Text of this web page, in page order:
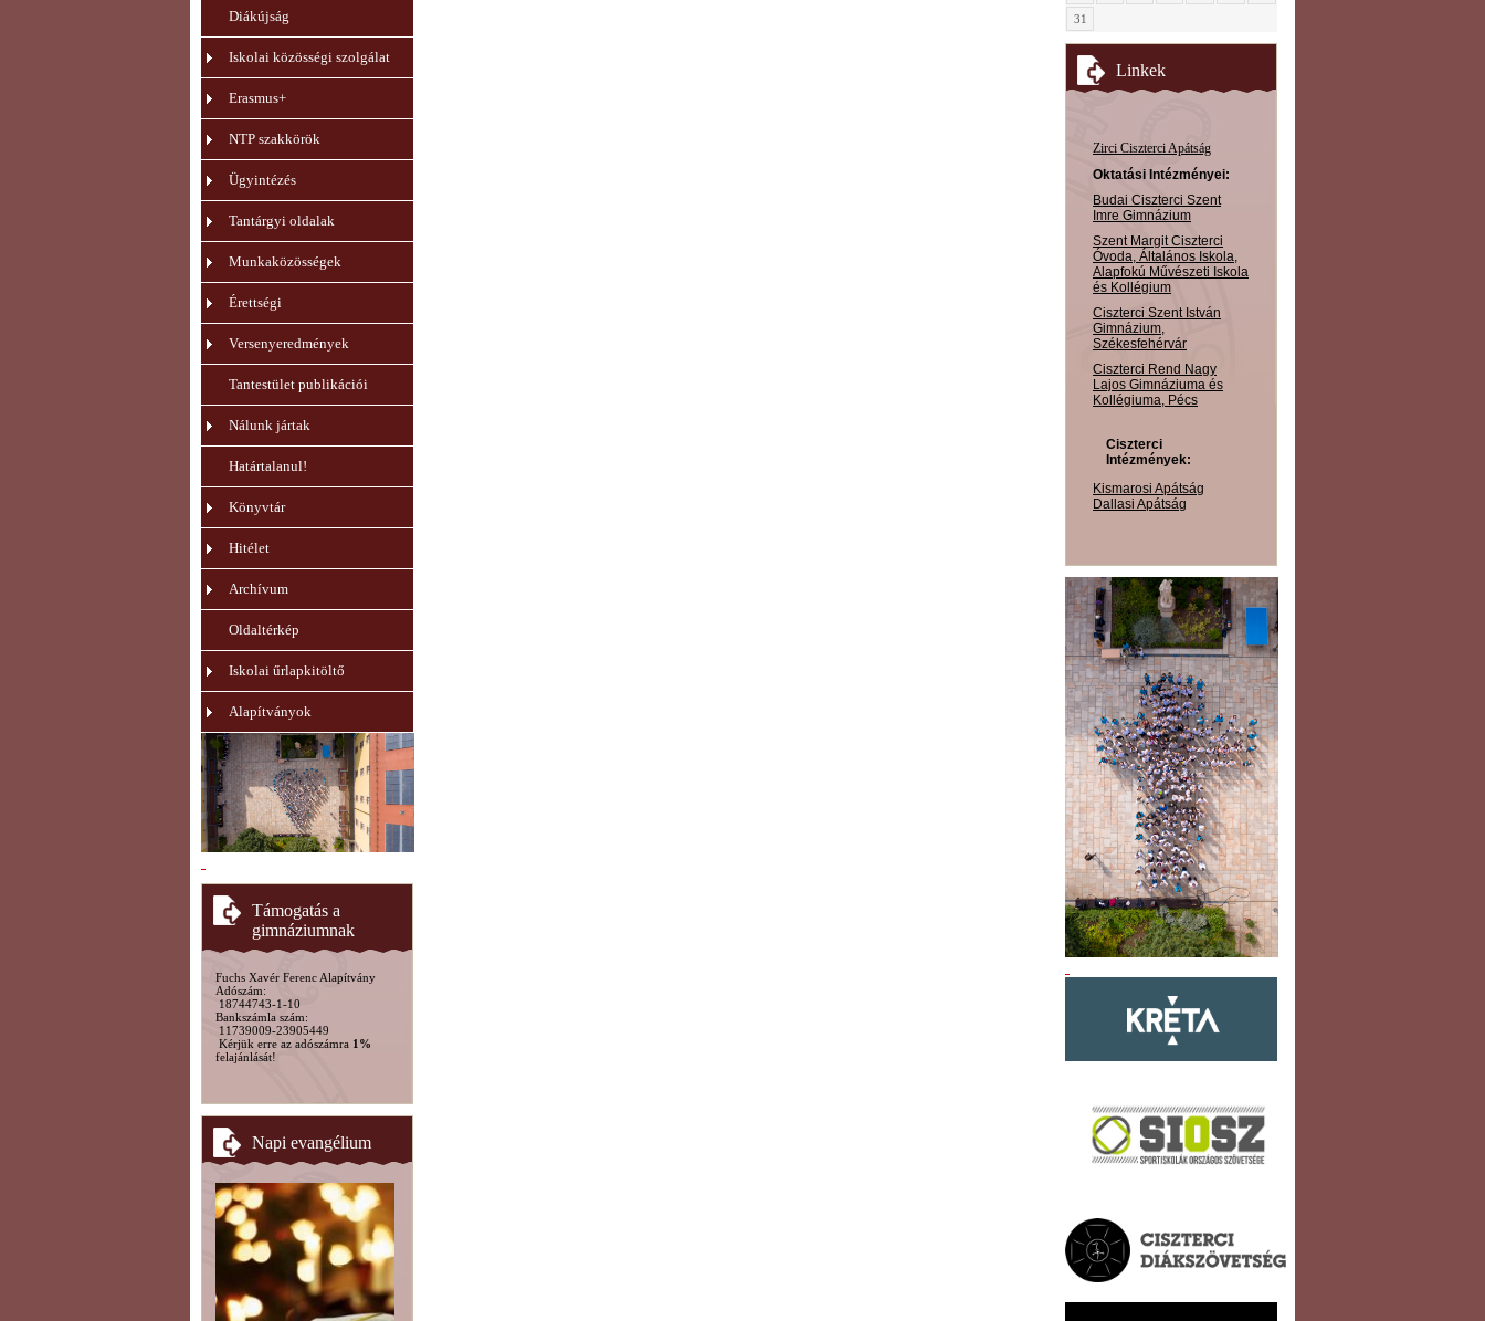
Diákújság
Iskolai közösségi szolgálat
Erasmus+
NTP szakkörök
Ügyintézés
Tantárgyi oldalak
Munkaközösségek
Érettségi
Versenyeredmények
Tantestület publikációi
Nálunk jártak
Határtalanul!
Könyvtár
Hitélet
Archívum
Oldaltérkép
Iskolai űrlapkitöltő
Alapítványok
Támogatás a
gimnáziumnak
Fuchs Xavér Ferenc Alapítvány
Adószám:
18744743-1-10
Bankszámla szám:
11739009-23905449
Kérjük erre az adószámra 1%
felajánlását!
Napi evangélium
31
Linkek
Zirci Ciszterci Apátság
Oktatási Intézményei:
Budai Ciszterci Szent
Imre Gimnázium
Szent Margit Ciszterci
Óvoda, Általános Iskola,
Alapfokú Művészeti Iskola
és Kollégium
Ciszterci Szent István
Gimnázium,
Székesfehérvár
Ciszterci Rend Nagy
Lajos Gimnáziuma és
Kollégiuma, Pécs
Ciszterci
Intézmények:
Kismarosi Apátság
Dallasi Apátság